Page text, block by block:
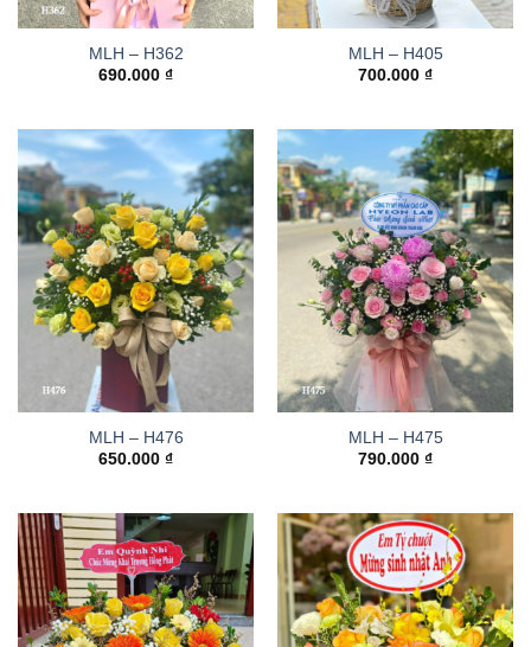
MLH – H362
690.000 ₫
MLH – H405
700.000 ₫
MLH – H476
650.000 ₫
MLH – H475
790.000 ₫